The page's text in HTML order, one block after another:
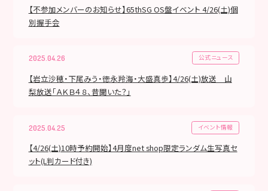
【不参加メンバーのお知らせ】65thSG OS盤イベント 4/26(土)個
別握手会
2025.04.26 公式ニュース
【岩立沙穂・下尾みう・徳永羚海・大盛真歩】4/26(土)放送 山
梨放送「ＡＫＢ４８、昔聞いた？」
2025.04.25 イベント情報
【4/26(土)10時予約開始】4月度net shop限定ランダム生写真セ
ット(L判カード付き)